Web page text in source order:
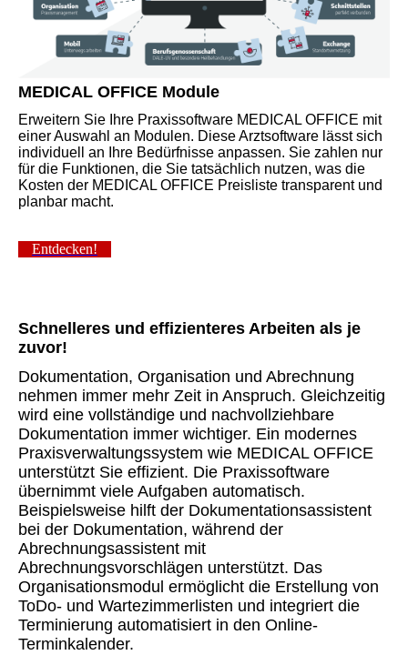
MEDICAL OFFICE Module
Erweitern Sie Ihre Praxissoftware MEDICAL OFFICE mit
einer Auswahl an Modulen. Diese Arztsoftware lässt sich
individuell an Ihre Bedürfnisse anpassen. Sie zahlen nur
für die Funktionen, die Sie tatsächlich nutzen, was die
Kosten der MEDICAL OFFICE Preisliste transparent und
planbar macht.
Entdecken!
Schnelleres und effizienteres Arbeiten als je
zuvor!
Dokumentation, Organisation und Abrechnung
nehmen immer mehr Zeit in Anspruch. Gleichzeitig
wird eine vollständige und nachvollziehbare
Dokumentation immer wichtiger. Ein modernes
Praxisverwaltungssystem wie MEDICAL OFFICE
unterstützt Sie effizient. Die Praxissoftware
übernimmt viele Aufgaben automatisch.
Beispielsweise hilft der Dokumentationsassistent
bei der Dokumentation, während der
Abrechnungsassistent mit
Abrechnungsvorschlägen unterstützt. Das
Organisationsmodul ermöglicht die Erstellung von
ToDo- und Wartezimmerlisten und integriert die
Terminierung automatisiert in den Online-
Terminkalender.